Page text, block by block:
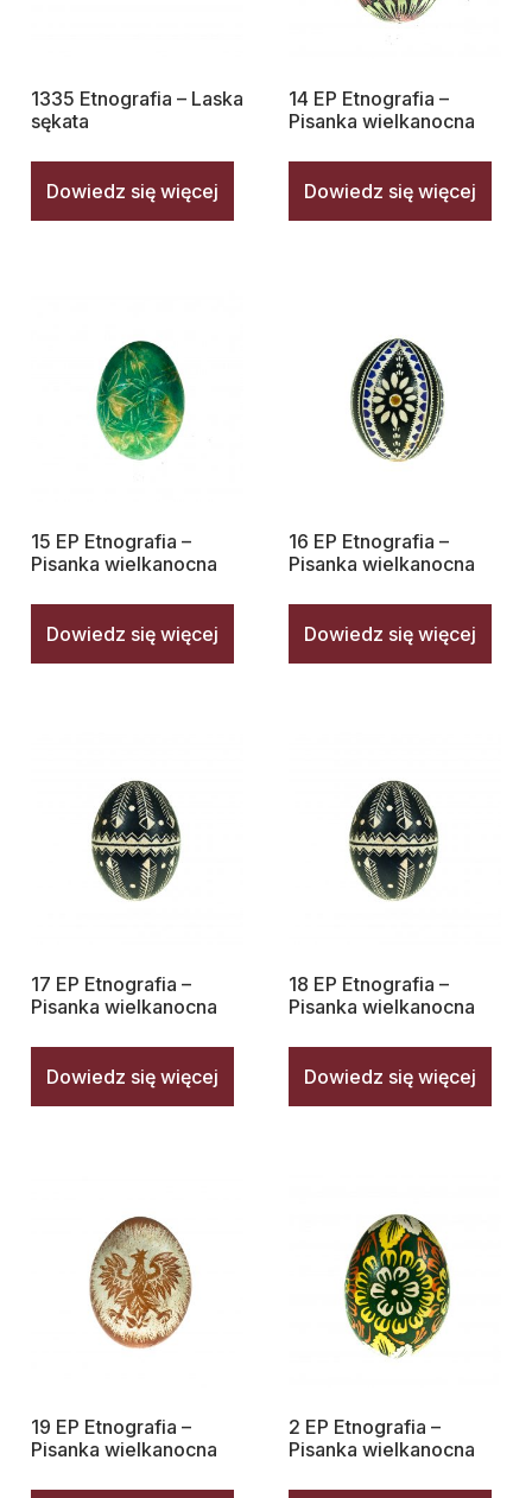
1335 Etnografia – Laska
sękata
Dowiedz się więcej
14 EP Etnografia –
Pisanka wielkanocna
Dowiedz się więcej
15 EP Etnografia –
Pisanka wielkanocna
Dowiedz się więcej
16 EP Etnografia –
Pisanka wielkanocna
Dowiedz się więcej
17 EP Etnografia –
Pisanka wielkanocna
Dowiedz się więcej
18 EP Etnografia –
Pisanka wielkanocna
Dowiedz się więcej
19 EP Etnografia –
Pisanka wielkanocna
2 EP Etnografia –
Pisanka wielkanocna